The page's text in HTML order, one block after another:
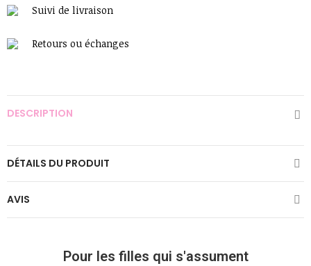
Suivi de livraison
Retours ou échanges
DESCRIPTION
DÉTAILS DU PRODUIT
AVIS
Pour les filles qui s'assument